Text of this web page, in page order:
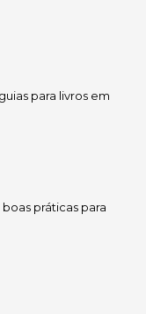
para livros em
práticas para